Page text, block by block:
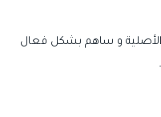
الأصلية و ساهم بشكل فعال